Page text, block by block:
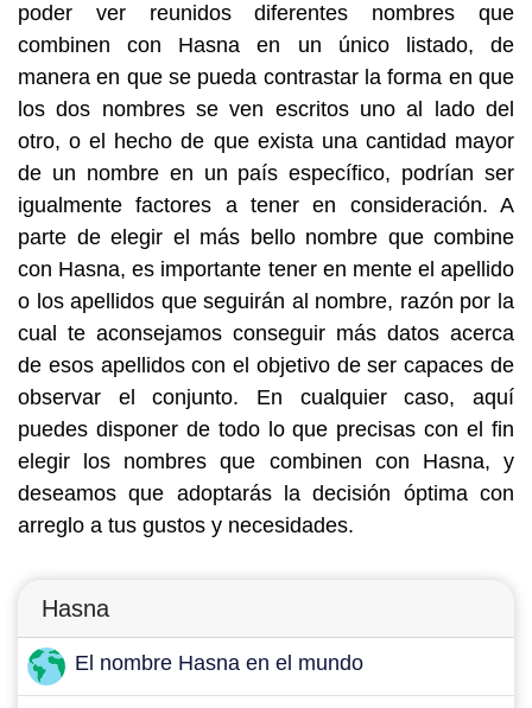
poder ver reunidos diferentes nombres que
combinen con Hasna en un único listado, de
manera en que se pueda contrastar la forma en que
los dos nombres se ven escritos uno al lado del
otro, o el hecho de que exista una cantidad mayor
de un nombre en un país específico, podrían ser
igualmente factores a tener en consideración. A
parte de elegir el más bello nombre que combine
con Hasna, es importante tener en mente el apellido
o los apellidos que seguirán al nombre, razón por la
cual te aconsejamos conseguir más datos acerca
de esos apellidos con el objetivo de ser capaces de
observar el conjunto. En cualquier caso, aquí
puedes disponer de todo lo que precisas con el fin
elegir los nombres que combinen con Hasna, y
deseamos que adoptarás la decisión óptima con
arreglo a tus gustos y necesidades.
Hasna
El nombre Hasna en el mundo